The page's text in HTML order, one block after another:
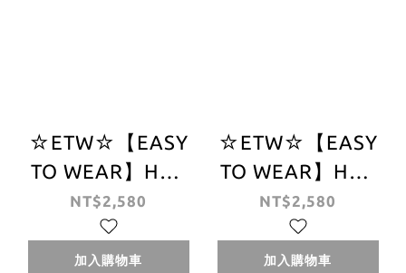
☆ETW☆【EASY
TO WEAR】HUF
ESSENTIALS BOX
LOGO P/O
HOODIE 黑 灰 綠
NT$2,580
加入購物車
☆ETW☆【EASY
TO WEAR】HUF
ESSENTIALS TT
P/O HOODIE 帽T
黑 灰 現貨
NT$2,580
加入購物車